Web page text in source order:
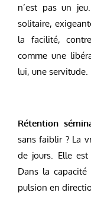
n’est pas un
solitaire,
la facilité,
comme une
lui, une servitude.
Rétention
sans faiblir ? La
de jours. Elle est
Dans la
pulsion en